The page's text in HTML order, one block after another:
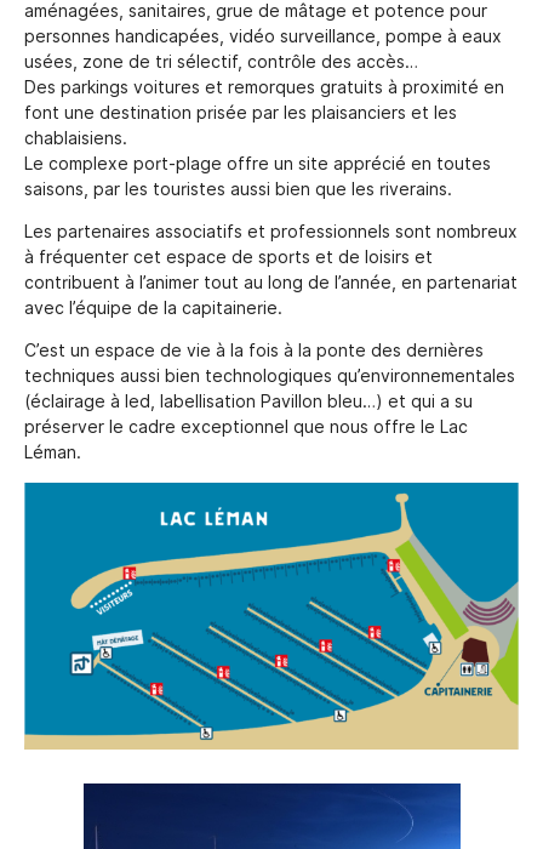
aménagées, sanitaires, grue de mâtage et potence pour
personnes handicapées, vidéo surveillance, pompe à eaux
usées, zone de tri sélectif, contrôle des accès…
Des parkings voitures et remorques gratuits à proximité en
font une destination prisée par les plaisanciers et les
chablaisiens.
Le complexe port-plage offre un site apprécié en toutes
saisons, par les touristes aussi bien que les riverains.
Les partenaires associatifs et professionnels sont nombreux
à fréquenter cet espace de sports et de loisirs et
contribuent à l’animer tout au long de l’année, en partenariat
avec l’équipe de la capitainerie.
C’est un espace de vie à la fois à la ponte des dernières
techniques aussi bien technologiques qu’environnementales
(éclairage à led, labellisation Pavillon bleu…) et qui a su
préserver le cadre exceptionnel que nous offre le Lac
Léman.